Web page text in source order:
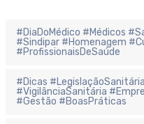
#DiaDoMédico #Médicos
#Sindipar #Homenagem
#ProfissionaisDeSaúde
#Dicas #LegislaçãoSanitária
#VigilânciaSanitária
#Gestão #BoasPráticas